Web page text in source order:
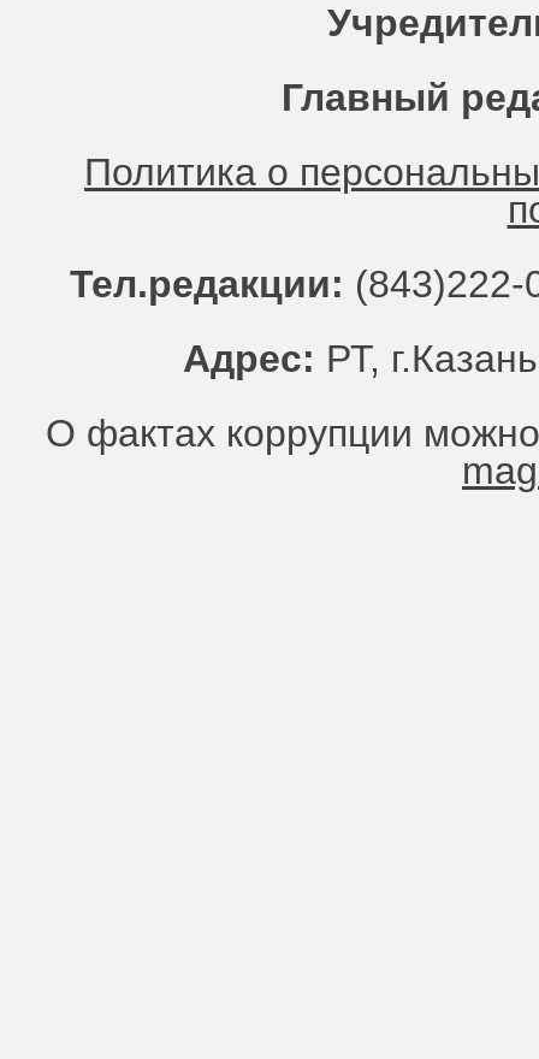
Главный
Политика о
Тел.редакции:
Адрес: РТ,
О фактах коррупции